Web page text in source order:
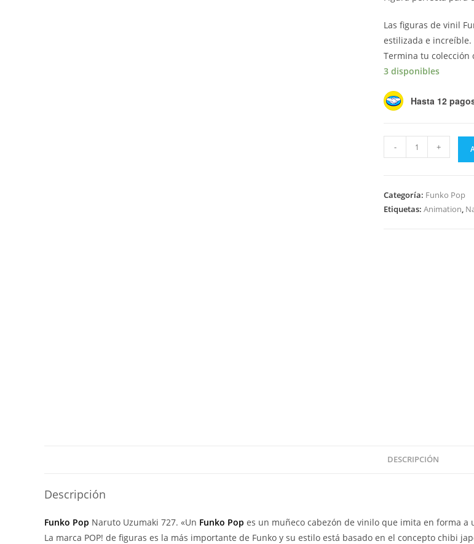
Las figuras de vinil
estilizada e increíble.
Termina tu colección
3 disponibles
Hasta 12
Pop
Shippuden
- +
Categoría: Funko Pop
Etiquetas: Animation,
DESCRIPCIÓN
Descripción
Funko Pop Naruto Uzumaki 727. «Un Funko Pop es un muñeco cabezón de vinilo que imita en forma a
La marca POP! de figuras es la más importante de Funko y su estilo está basado en el concepto chibi